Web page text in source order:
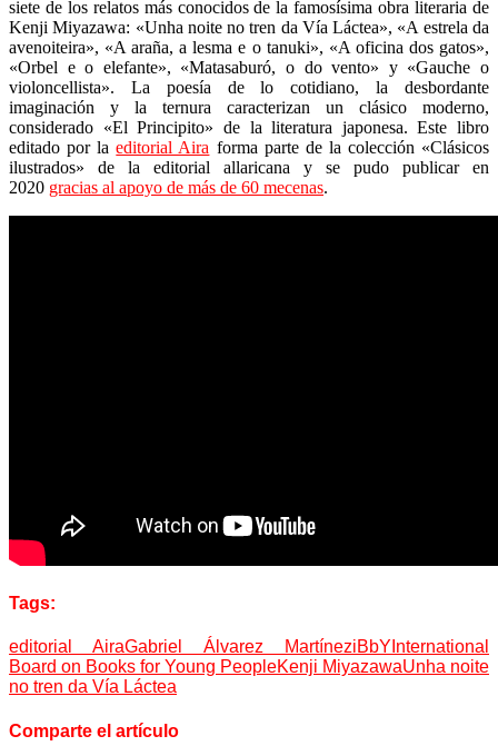
siete de los relatos más conocidos de la famosísima obra literaria de
Kenji Miyazawa: «Unha noite no tren da Vía Láctea», «A estrela da
avenoiteira», «A araña, a lesma e o tanuki», «A oficina dos gatos»,
«Orbel e o elefante», «Matasaburó, o do vento» y «Gauche o
violoncellista». La poesía de lo cotidiano, la desbordante
imaginación y la ternura caracterizan un clásico moderno,
considerado «El Principito» de la literatura japonesa. Este libro
editado por laeditorial Aira forma parte de la colección «Clásicos
ilustrados» de la editorial allaricana y se pudo publicar en
2020 gracias al apoyo de más de 60 mecenas.
Tags:
editorial AiraGabriel Álvarez MartíneziBbY International
Board on Books for Young PeopleKenji MiyazawaUnha noite
no tren da Vía Láctea
Comparte el artículo